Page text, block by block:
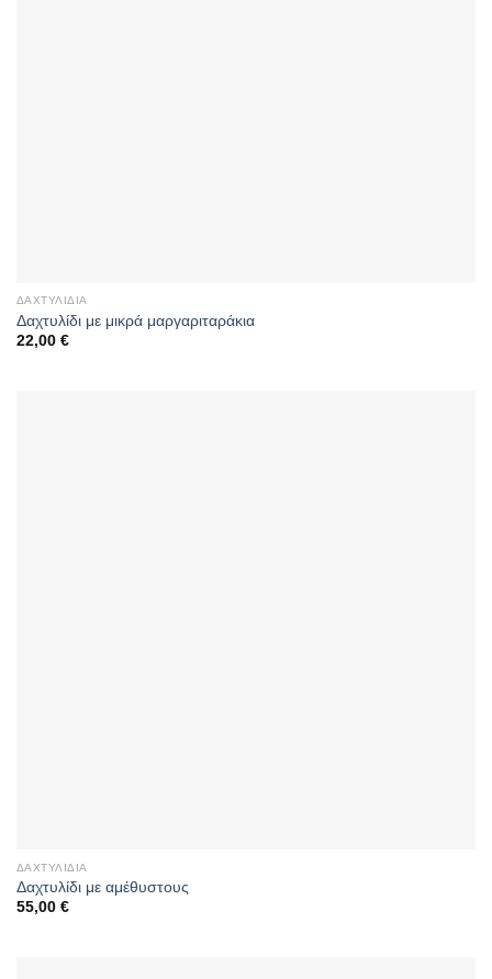
ΔΑΧΤΥΛΊΔΙΑ
Δαχτυλίδι με μικρά μαργαριταράκια
22,00 €
ΔΑΧΤΥΛΊΔΙΑ
Δαχτυλίδι με αμέθυστους
55,00 €